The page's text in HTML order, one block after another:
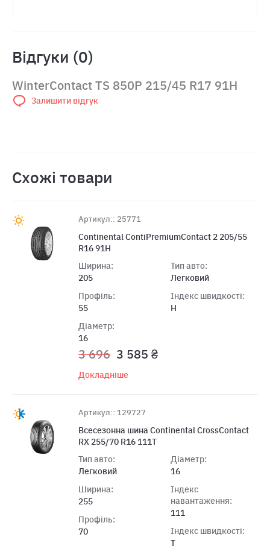
Відгуки (0)
WinterContact TS 850P 215/45 R17 91H
Залишити відгук
Схожі товари
Артикул:: 25771
Continental ContiPremiumContact 2 205/55
R16 91H
Ширина:
205
Профіль:
55
Діаметр:
16
Тип авто:
Легковий
Індекс швидкості:
H
3 696 3 585 ₴
Докладніше
Артикул:: 129727
Всесезонна шина Continental CrossContact
RX 255/70 R16 111T
Тип авто:
Легковий
Ширина:
255
Профіль:
70
Діаметр:
16
Індекс
навантаження:
111
Індекс швидкості:
T